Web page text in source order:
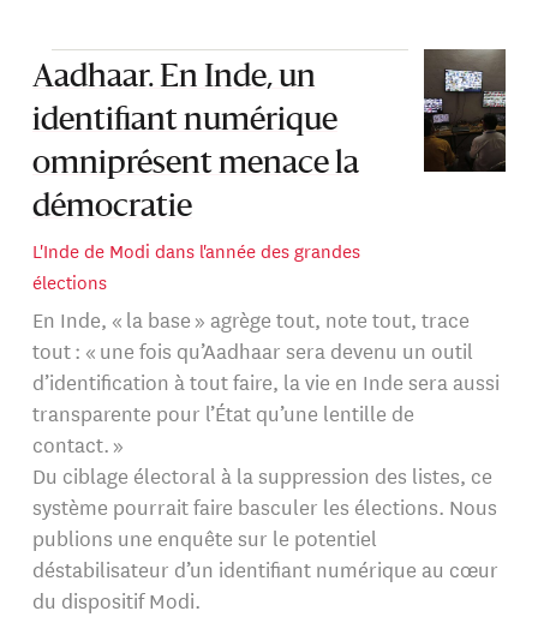
Aadhaar. En Inde, un
identifiant numérique
omniprésent menace la
démocratie
L'Inde de Modi dans l'année des grandes
élections
En Inde, « la base » agrège tout, note tout, trace
tout : « une fois qu’Aadhaar sera devenu un outil
d’identification à tout faire, la vie en Inde sera aussi
transparente pour l’État qu’une lentille de
contact. »
Du ciblage électoral à la suppression des listes, ce
système pourrait faire basculer les élections. Nous
publions une enquête sur le potentiel
déstabilisateur d’un identifiant numérique au cœur
du dispositif Modi.